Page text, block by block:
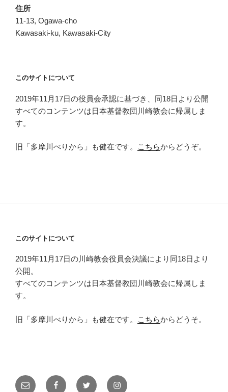
住所
11-13, Ogawa-cho
Kawasaki-ku, Kawasaki-City
このサイトについて
2019年11月17日の役員会承認に基づき、同18日より公開
すべてのコンテンツは日本基督教団川崎教会に帰属しま
す。
旧「多摩川べりから」も健在です。 こちらからどうぞ。
このサイトについて
2019年11月17日の川崎教会役員会決議により同18日より
公開。
すべてのコンテンツは日本基督教団川崎教会に帰属しま
す。
旧「多摩川べりから」も健在です。 こちらからどうそ。
メ
FacebookTwitter Instagram